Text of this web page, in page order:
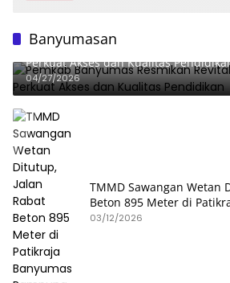
Banyumasan
Pemkab Banyumas Resmikan
Perkuat Akses dan Kualitas
04/27/2026
TMMD Sawangan Wetan
Beton 895 Meter di
Rampung
03/12/2026